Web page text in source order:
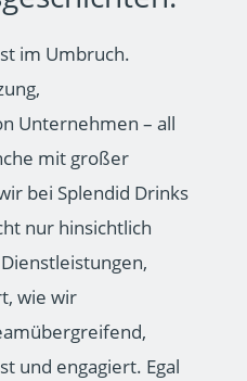
im Umbruch.
Unternehmen – all
mit großer
bei Splendid Drinks
nur hinsichtlich
wie wir
und engagiert. Egal